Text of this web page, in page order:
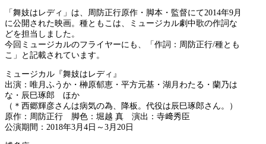
「舞妓はレディ」は、周防正行原作・脚本・監督にて2014年9月
に公開された映画。種ともこは、ミュージカル劇中歌の作詞な
どを担当しました。
今回ミュージカルのフライヤーにも、「作詞：周防正行/種とも
こ」と記載されています。
ミュージカル『舞妓はレディ』
出演：唯月ふうか・榊原郁恵・平方元基・湖月わたる・蘭乃は
な・辰巳琢郎 ほか
（＊西郷輝彦さんは病気の為、降板。代役は辰巳琢郎さん。）
原作：周防正行 脚色：堀越 真 演出：寺﨑秀臣
公演期間：2018年3月4日～3月20日